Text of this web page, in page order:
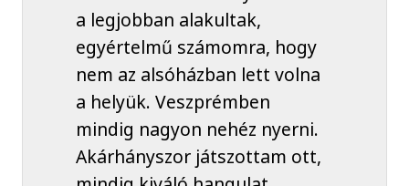
a legjobban alakultak,
egyértelmű számomra, hogy
nem az alsóházban lett volna
a helyük. Veszprémben
mindig nagyon nehéz nyerni.
Akárhányszor játszottam ott,